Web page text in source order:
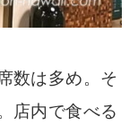
数は多め。そ
店内で食べる